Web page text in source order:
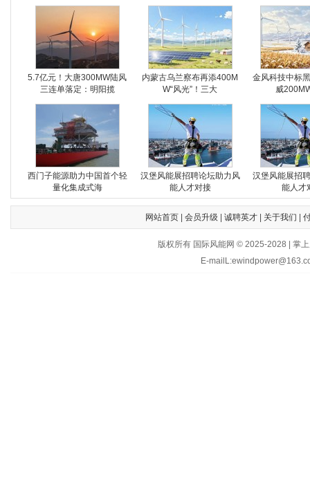
5.7亿元！大唐300MW陆风
三连单落定：明阳揽
内蒙古乌兰察布再添400M
W“风光”！三大
金风科技中标
威
西门子能源助力中国首个轻
量化集成式海
汉堡风能展招聘论坛助力风
能人才对接
汉堡风能展招
能人才
网站首页| 会员升级 诚聘英才| 关于我们
版权所有 国际风能网 © 2025-2028 | 掌
E-